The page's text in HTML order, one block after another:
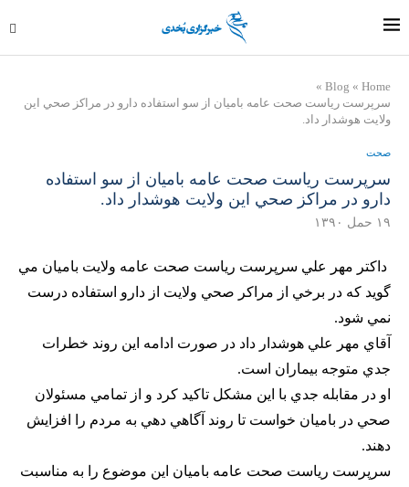
Home
»
Blog
»
سرپرست رياست صحت عامه باميان از سو استفاده دارو در مراكز صحي اين
ولايت هوشدار داد.
صحت
سرپرست رياست صحت عامه باميان از سو استفاده
دارو در مراكز صحي اين ولايت هوشدار داد.
۱۹ حمل ۱۳۹۰
داكتر مهر علي سرپرست رياست صحت عامه ولايت باميان مي
گويد كه در برخي از مراكر صحي ولايت از دارو استفاده درست
نمي شود.
آقاي مهر علي هوشدار داد در صورت ادامه اين روند خطرات
جدي متوجه بيماران است.
او در مقابله جدي با اين مشكل تاكيد كرد و از تمامي مسئولان
صحي در باميان خواست تا روند آگاهي دهي به مردم را افزايش
دهند.
سرپرست رياست صحت عامه باميان اين موضوع را به مناسبت